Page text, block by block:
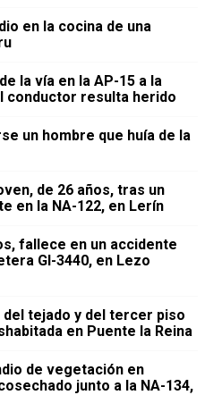
en la cocina de una
la vía en la AP-15 a la
conductor resulta herido
un hombre que huía de la
de 26 años, tras un
en la NA-122, en Lerín
fallece en un accidente
GI-3440, en Lezo
tejado y del tercer piso
en Puente la Reina
de vegetación en
junto a la NA-134,